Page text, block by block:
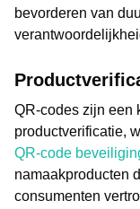
bevorderen van
QR-codes zijn een
productverificatie,
QR-code
namaakproducten
consumenten